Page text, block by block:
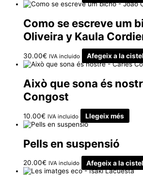
Como se escreve um
Oliveira y Kaula
30.00€ IVA incluido
Afegeix a la
Això que sona és
Congost
10.00€ IVA incluido Llegeix més
Pells en suspensió
20.00€ IVA incluido Afegeix a la